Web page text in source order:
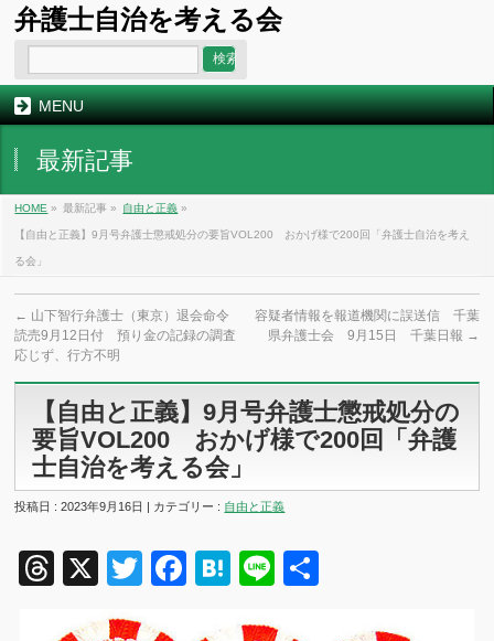
弁護士自治を考える会
MENU
最新記事
HOME » 最新記事 » 自由と正義 »
【自由と正義】9月号弁護士懲戒処分の要旨VOL200 おかげ様で200回「弁護士自治を考え
る会」
← 山下智行弁護士（東京）退会命令
読売9月12日付 預り金の記録の調査
応じず、行方不明
容疑者情報を報道機関に誤送信 千葉
県弁護士会 9月15日 千葉日報 →
【自由と正義】9月号弁護士懲戒処分の
要旨VOL200 おかげ様で200回「弁護
士自治を考える会」
投稿日 : 2023年9月16日 | カテゴリー : 自由と正義
Threads
X TwitterFacebook
Hatena
Line